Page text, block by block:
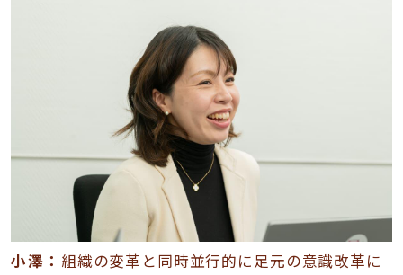
小澤： 組織の変革と同時並行的に足元の意識改革に